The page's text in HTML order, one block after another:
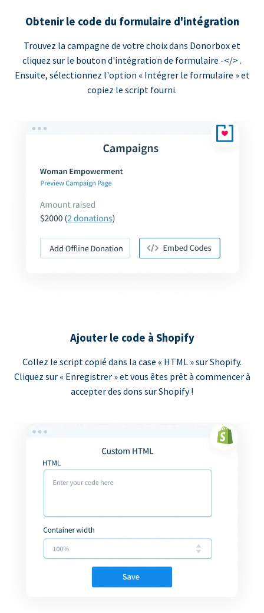
Obtenir le code du formulaire d'intégration
Trouvez la campagne de votre choix dans Donorbox et
cliquez sur le bouton d'intégration de formulaire -</> .
Ensuite, sélectionnez l'option « Intégrer le formulaire » et
copiez le script fourni.
Ajouter le code à Shopify
Collez le script copié dans la case « HTML » sur Shopify.
Cliquez sur « Enregistrer » et vous êtes prêt à commencer à
accepter des dons sur Shopify !